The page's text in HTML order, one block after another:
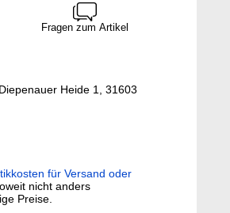
Fragen zum Artikel
Heide 1, 31603
für Versand oder
nicht anders
Preise.